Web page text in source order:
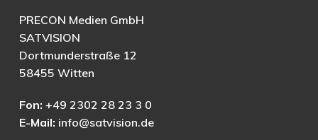
PRECON Medien GmbH
SATVISION
Dortmunderstraße 12
58455 Witten
Fon: +49 2302 28 23 3 0
E-Mail: info@satvision.de